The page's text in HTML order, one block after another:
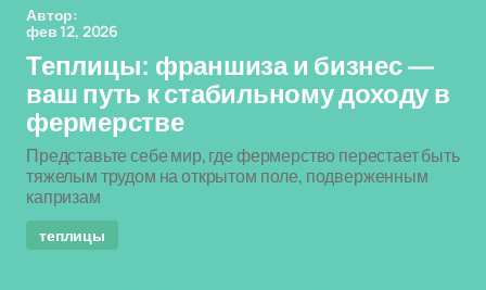
Автор:
фев 12, 2026
Теплицы: франшиза и бизнес —
ваш путь к стабильному доходу в
фермерстве
Представьте себе мир, где фермерство перестает быть
тяжелым трудом на открытом поле, подверженным
капризам
теплицы